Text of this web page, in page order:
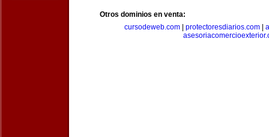
Otros dominios en venta:
cursodeweb.com
protectoresdiarios.com